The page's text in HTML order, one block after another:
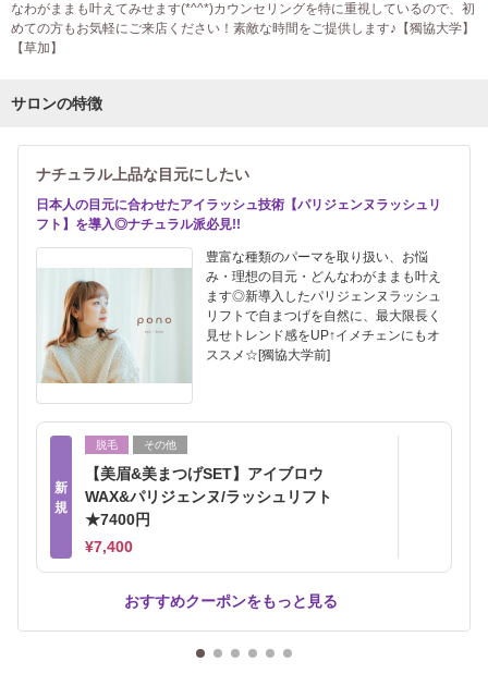
なわがままも叶えてみせます(*^^*)カウンセリングを特に重視しているので、初
めての方もお気軽にご来店ください！素敵な時間をご提供します♪【獨協大学】
【草加】
サロンの特徴
ナチュラル上品な目元にしたい
日本人の目元に合わせたアイラッシュ技術【パリジェンヌラッシュリ
フト】を導入◎ナチュラル派必見!!
豊富な種類のパーマを取り扱い、お悩
み・理想の目元・どんなわがままも叶え
ます◎新導入したパリジェンヌラッシュ
リフトで自まつげを自然に、最大限長く
見せトレンド感をUP↑イメチェンにもオ
ススメ☆[獨協大学前]
新
規
脱毛 その他
【美眉&美まつげSET】アイブロウ
WAX&パリジェンヌ/ラッシュリフト
★7400円
¥7,400
おすすめクーポンをもっと見る